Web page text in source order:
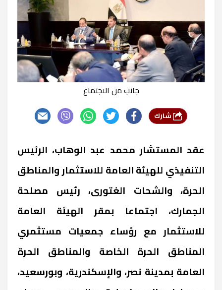
جانب من الاجتماع
عقد المستشار محمد عبد الوهاب، الرئيس
التنفيذي للهيئة العامة للاستثمار والمناطق
الحرة، والشحات الغتورى، رئيس مصلحة
الجمارك، اجتماعا بمقر الهيئة العامة
للاستثمار مع رؤساء جمعيات مستثمري
المناطق الحرة الخاصة والمناطق الحرة
العامة بمدينة نصر، والإسكندرية، وبورسعيد،